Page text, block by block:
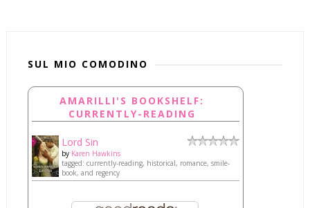
SUL MIO COMODINO
AMARILLI'S BOOKSHELF:
CURRENTLY-READING
Lord Sin
by Karen Hawkins
tagged: currently-reading, historical, romance, smile-
book, and regency